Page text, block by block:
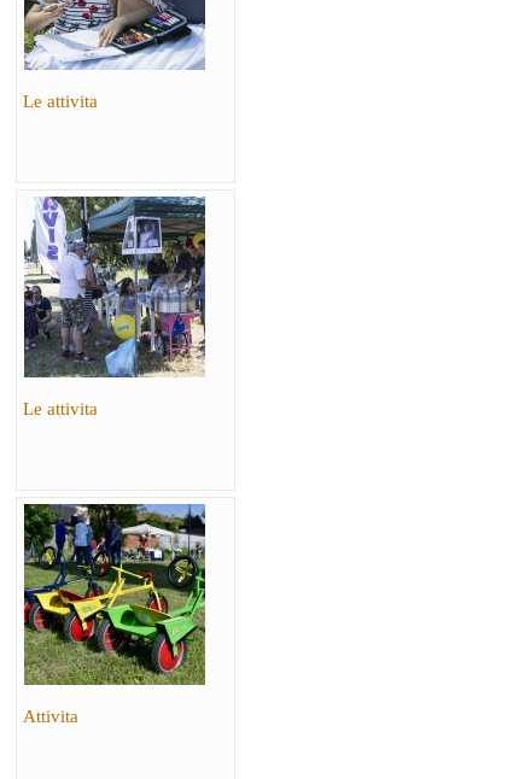
Le attivita
Le attivita
Attivita